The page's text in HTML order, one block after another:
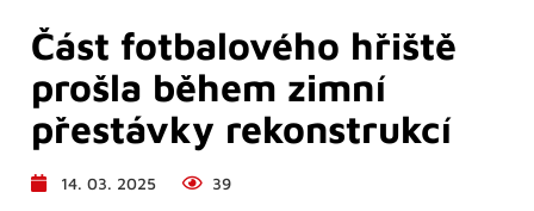
Část fotbalového hřiště
prošla během zimní
přestávky rekonstrukcí
14. 03. 2025 39